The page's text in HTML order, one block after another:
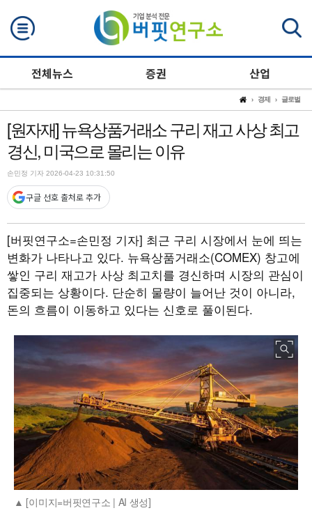
전체뉴스 증권 산업
경제 글로벌
[원자재] 뉴욕상품거래소 구리 재고 사상 최고
경신, 미국으로 몰리는 이유
손민정 기자 2026-04-23 10:31:50
구글 선호 출처로 추가
[버핏연구소=손민정 기자] 최근 구리 시장에서 눈에 띄는
변화가 나타나고 있다. 뉴욕상품거래소(COMEX) 창고에
쌓인 구리 재고가 사상 최고치를 경신하며 시장의 관심이
집중되는 상황이다. 단순히 물량이 늘어난 것이 아니라,
돈의 흐름이 이동하고 있다는 신호로 풀이된다.
[이미지=버핏연구소 | AI 생성]
검색